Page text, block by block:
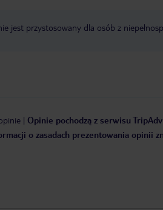
jest przystosowany dla osób z
| Opinie pochodzą z serwisu
o zasadach prezentowania opinii